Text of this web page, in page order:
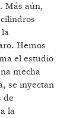
Más aún,
Hemos
el estudio
mecha
se inyectan
de
la